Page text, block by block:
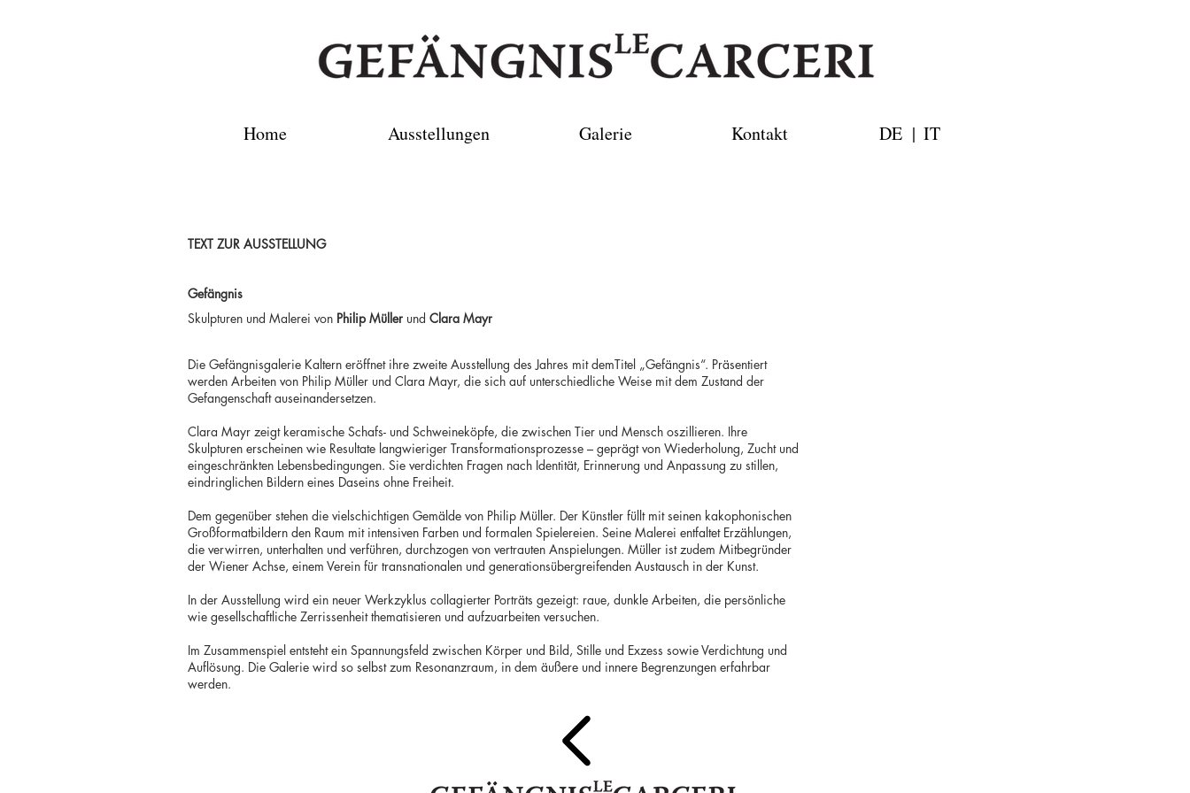
Home Ausstellungen Galerie Kontakt DE | IT
TEXT ZUR AUSSTELLUNG
Gefängnis
Skulpturen und Malerei von Philip Müller und Clara Mayr
Die Gefängnisgalerie Kaltern eröffnet ihre zweite Ausstellung des Jahres mit demTitel „Gefängnis“. Präsentiert
werden Arbeiten von Philip Müller und Clara Mayr, die sich auf unterschiedliche Weise mit dem Zustand der
Gefangenschaft auseinandersetzen.
Clara Mayr zeigt keramische Schafs- und Schweineköpfe, die zwischen Tier und Mensch oszillieren. Ihre
Skulpturen erscheinen wie Resultate langwieriger Transformationsprozesse – geprägt von Wiederholung, Zucht und
eingeschränkten Lebensbedingungen. Sie verdichten Fragen nach Identität, Erinnerung und Anpassung zu stillen,
eindringlichen Bildern eines Daseins ohne Freiheit.
Dem gegenüber stehen die vielschichtigen Gemälde von Philip Müller. Der Künstler füllt mit seinen kakophonischen
Großformatbildern den Raum mit intensiven Farben und formalen Spielereien. Seine Malerei entfaltet Erzählungen,
die verwirren, unterhalten und verführen, durchzogen von vertrauten Anspielungen. Müller ist zudem Mitbegründer
der Wiener Achse, einem Verein für transnationalen und generationsübergreifenden Austausch in der Kunst.
In der Ausstellung wird ein neuer Werkzyklus collagierter Porträts gezeigt: raue, dunkle Arbeiten, die persönliche
wie gesellschaftliche Zerrissenheit thematisieren und aufzuarbeiten versuchen.
Im Zusammenspiel entsteht ein Spannungsfeld zwischen Körper und Bild, Stille und Exzess sowie Verdichtung und
Auflösung. Die Galerie wird so selbst zum Resonanzraum, in dem äußere und innere Begrenzungen erfahrbar
werden.